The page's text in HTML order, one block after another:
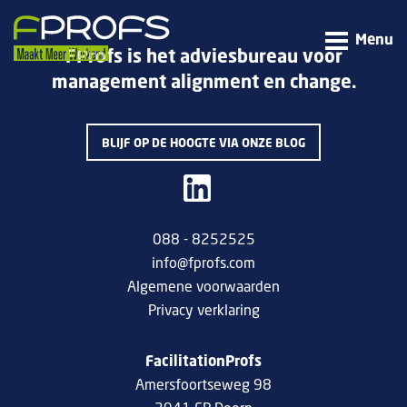
Menu
FProfs is het adviesbureau voor
management alignment en change.
BLIJF OP DE HOOGTE VIA ONZE BLOG
088 - 8252525
info@fprofs.com
Algemene voorwaarden
Privacy verklaring
FacilitationProfs
Amersfoortseweg 98